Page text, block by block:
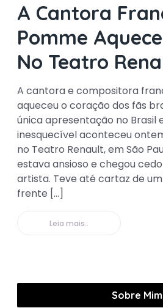
A Cantora
Pomme
No Teatro
A cantora e compositora
aqueceu o coração dos fãs
única apresentação no Brasil
inesquecível aconteceu
no Teatro Renault, em São
estava ansioso e chegou
artista. Teve até cartaz de
frente […]
Leia mais..
Sobre Mim